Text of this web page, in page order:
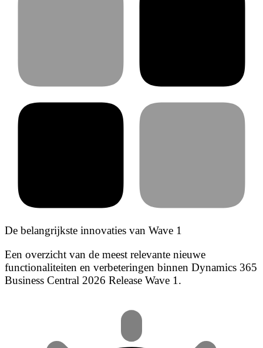
De belangrijkste innovaties van Wave 1
Een overzicht van de meest relevante nieuwe
functionaliteiten en verbeteringen binnen Dynamics 365
Business Central 2026 Release Wave 1.